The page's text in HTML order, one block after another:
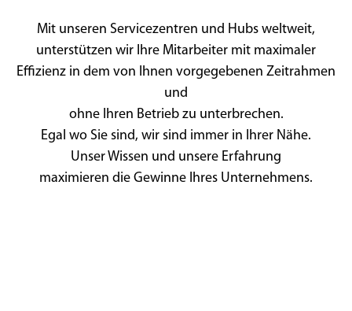
Mit unseren Servicezentren und Hubs weltweit,
unterstützen wir Ihre Mitarbeiter mit maximaler
Effizienz in dem von Ihnen vorgegebenen Zeitrahmen
und
ohne Ihren Betrieb zu unterbrechen.
Egal wo Sie sind, wir sind immer in Ihrer Nähe.
Unser Wissen und unsere Erfahrung
maximieren die Gewinne Ihres Unternehmens.